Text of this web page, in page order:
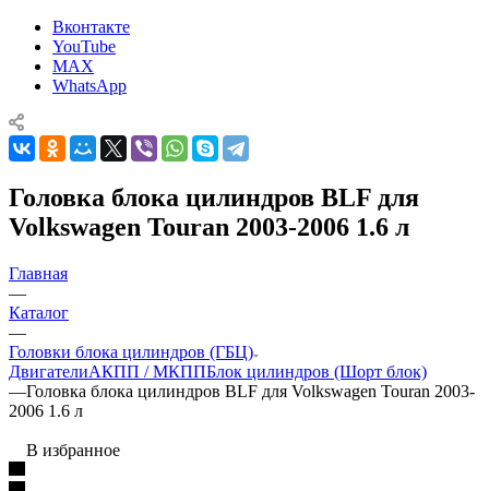
Вконтакте
YouTube
MAX
WhatsApp
Головка блока цилиндров BLF для
Volkswagen Touran 2003-2006 1.6 л
Главная
—
Каталог
—
Головки блока цилиндров (ГБЦ)
ДвигателиАКПП / МКППБлок цилиндров (Шорт блок)
—Головка блока цилиндров BLF для Volkswagen Touran 2003-
2006 1.6 л
В избранное